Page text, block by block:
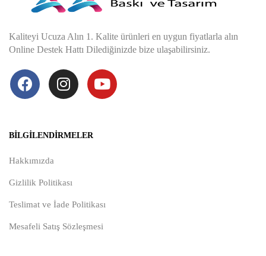
Kaliteyi Ucuza Alın 1. Kalite ürünleri en uygun fiyatlarla alın
Online Destek Hattı Dilediğinizde bize ulaşabilirsiniz.
BILGILENDIRMELER
Hakkımızda
Gizlilik Politikası
Teslimat ve İade Politikası
Mesafeli Satış Sözleşmesi